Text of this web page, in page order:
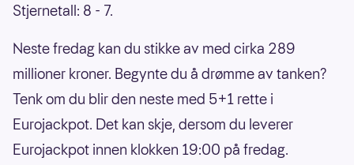
Stjernetall: 8 - 7.
Neste fredag kan du stikke av med cirka 289
millioner kroner. Begynte du å drømme av tanken?
Tenk om du blir den neste med 5+1 rette i
Eurojackpot. Det kan skje, dersom du leverer
Eurojackpot innen klokken 19:00 på fredag.